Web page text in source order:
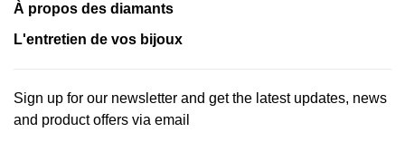
À propos des diamants
L'entretien de vos bijoux
Sign up for our newsletter and get the latest updates, news
and product offers via email